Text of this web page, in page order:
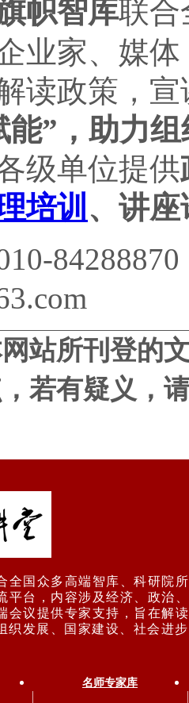
帜智库联合
业家、媒
读政策，
能”，助力
级单位提供
培训 、讲
站所刊登的
若有疑义，
全国众多高端智库、科研院
平台，内容涉及经济、政治
会议提供专家支持，旨在解
织发展、国家建设、社会进
名师专家库